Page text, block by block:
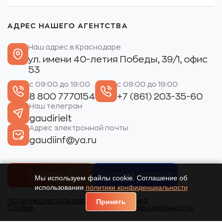
АДРЕС НАШЕГО АГЕНТСТВА
Наш адрес в Краснодаре
ул. имени 40-летия Победы, 39/1, офис
53
с 09:00 до 19:00
8 800 7770154
с 09:00 до 19:00
+7 (861) 203-35-60
Наш телеграм
gaudirielt
Адрес электронной почты
gaudiinf@ya.ru
Связаться Быстрая ипотека
Политика использования
Cookie.
Политика
конфиденциальности.
Мы используем файлы cookie. Соглашение об
использовании политики конфиденциальности
Принять